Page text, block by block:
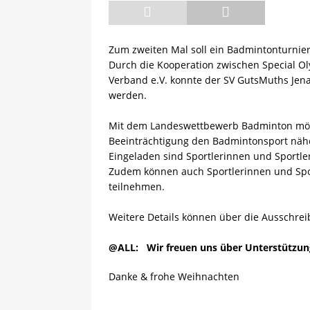
[ 13.05.2025 ]
Zum zweiten Mal soll ein
Durch die Kooperation zwischen Special
Verband e.V. konnte der SV GutsMuths
werden.
Mit dem Landeswettbewerb Badminton
Beeinträchtigung den Badmintonsport
Eingeladen sind Sportlerinnen und
Zudem können auch Sportlerinnen und
teilnehmen.
Weitere Details können über die
@ALL: Wir freuen uns über
Danke & frohe Weihnachten